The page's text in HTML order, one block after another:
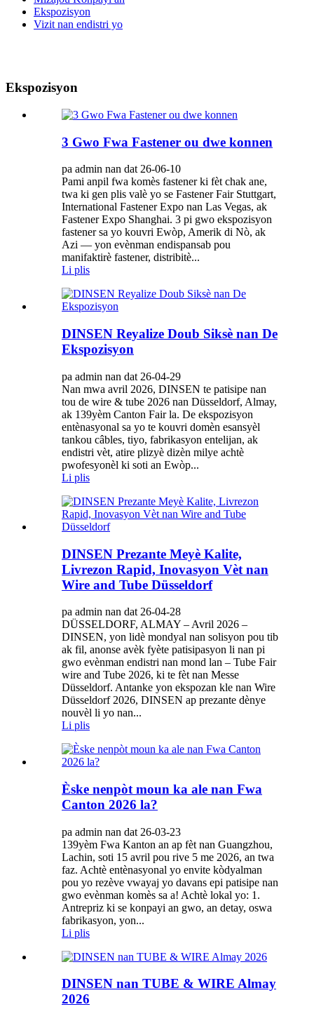
Ekspozisyon
Vizit nan endistri yo
Ekspozisyon
3 Gwo Fwa Fastener ou dwe konnen
pa admin nan dat 26-06-10
Pami anpil fwa komès fastener ki fèt chak ane,
twa ki gen plis valè yo se Fastener Fair Stuttgart,
International Fastener Expo nan Las Vegas, ak
Fastener Expo Shanghai. 3 pi gwo ekspozisyon
fastener sa yo kouvri Ewòp, Amerik di Nò, ak
Azi — yon evènman endispansab pou
manifaktirè fastener, distribitè...
Li plis
DINSEN Reyalize Doub Siksè nan De
Ekspozisyon
pa admin nan dat 26-04-29
Nan mwa avril 2026, DINSEN te patisipe nan
tou de wire & tube 2026 nan Düsseldorf, Almay,
ak 139yèm Canton Fair la. De ekspozisyon
entènasyonal sa yo te kouvri domèn esansyèl
tankou câbles, tiyo, fabrikasyon entelijan, ak
endistri vèt, atire plizyè dizèn milye achtè
pwofesyonèl ki soti an Ewòp...
Li plis
DINSEN Prezante Meyè Kalite,
Livrezon Rapid, Inovasyon Vèt nan
Wire and Tube Düsseldorf
pa admin nan dat 26-04-28
DÜSSELDORF, ALMAY – Avril 2026 –
DINSEN, yon lidè mondyal nan solisyon pou tib
ak fil, anonse avèk fyète patisipasyon li nan pi
gwo evènman endistri nan mond lan – Tube Fair
wire and Tube 2026, ki te fèt nan Messe
Düsseldorf. Antanke yon ekspozan kle nan Wire
Düsseldorf 2026, DINSEN ap prezante dènye
nouvèl li yo nan...
Li plis
Èske nenpòt moun ka ale nan Fwa
Canton 2026 la?
pa admin nan dat 26-03-23
139yèm Fwa Kanton an ap fèt nan Guangzhou,
Lachin, soti 15 avril pou rive 5 me 2026, an twa
faz. Achtè entènasyonal yo envite kòdyalman
pou yo rezève vwayaj yo davans epi patisipe nan
gwo evènman komès sa a! Achtè lokal yo: 1.
Antrepriz ki se konpayi an gwo, an detay, oswa
fabrikasyon, yon...
Li plis
DINSEN nan TUBE & WIRE Almay
2026